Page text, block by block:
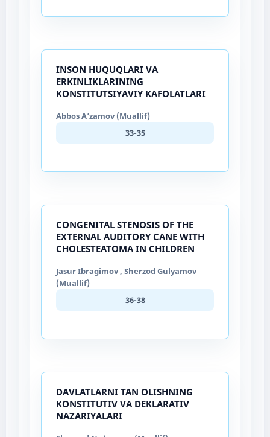
INSON HUQUQLARI VA
ERKINLIKLARINING
KONSTITUTSIYAVIY KAFOLATLARI
Abbos A’zamov (Muallif)
33-35
CONGENITAL STENOSIS OF THE
EXTERNAL AUDITORY CANE WITH
CHOLESTEATOMA IN CHILDREN
Jasur Ibragimov , Sherzod Gulyamov
(Muallif)
36-38
DAVLATLARNI TAN OLISHNING
KONSTITUTIV VA DEKLARATIV
NAZARIYALARI